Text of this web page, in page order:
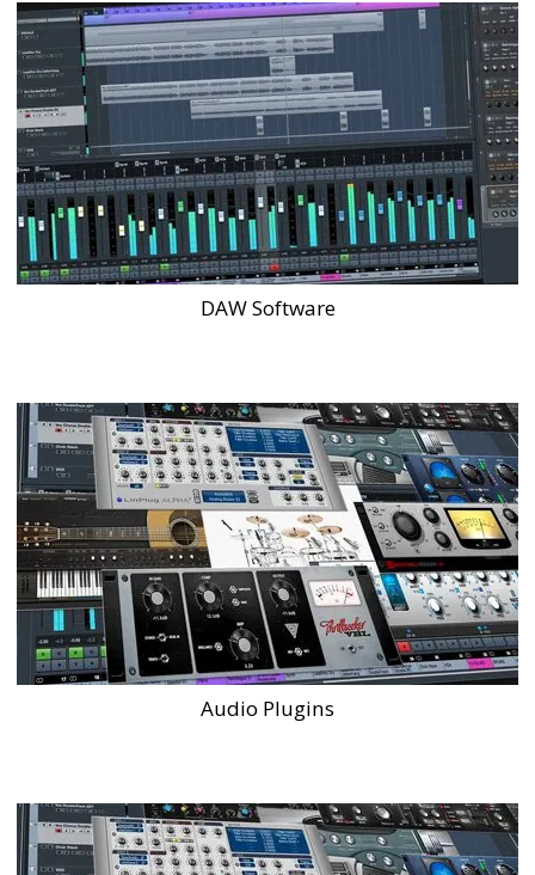
DAW Software
Audio Plugins